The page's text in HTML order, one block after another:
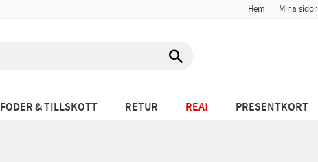
Hem Mina sidor
FODER & TILLSKOTT RETUR REA! PRESENTKORT